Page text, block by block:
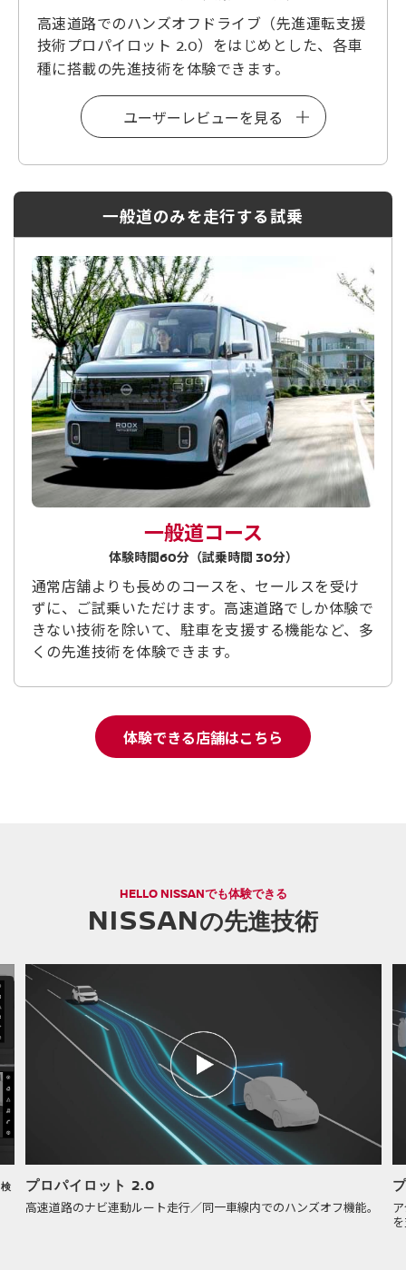
高速道路でのハンズオフドライブ（先進運転支援
技術プロパイロット 2.0）をはじめとした、各車
種に搭載の先進技術を体験できます。
ユーザーレビューを見る
一般道のみを走行する試乗
一般道コース
体験時間60分（試乗時間 30分）
通常店舗よりも長めのコースを、セールスを受け
ずに、ご試乗いただけます。高速道路でしか体験で
きない技術を除いて、駐車を支援する機能など、多
くの先進技術を体験できます。
体験できる店舗はこちら
HELLO NISSANでも体験できる
NISSANの先進技術
プロパイロット 2.0
高速道路のナビ連動ルート走行／同一車線内でのハンズオフ機能。